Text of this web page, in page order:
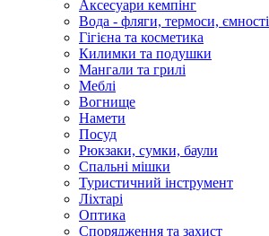
Аксесуари кемпінг
Вода - фляги, термоси, ємності
Гігієна та косметика
Килимки та подушки
Мангали та грилі
Меблі
Вогнище
Намети
Посуд
Рюкзаки, сумки, баули
Спальні мішки
Туристичний інструмент
Ліхтарі
Оптика
Спорядження та захист